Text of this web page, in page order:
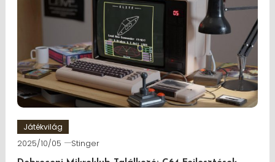
Játékvilág
2025/10/05 Stinger